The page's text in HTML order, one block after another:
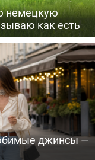
немецкую
как есть
джинсы —